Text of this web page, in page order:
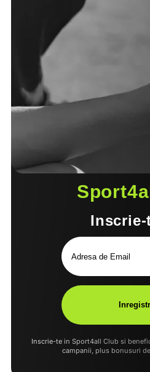
Inscrie-
Inscrie-te in Sport4all Club si
campanii, plus bonusuri